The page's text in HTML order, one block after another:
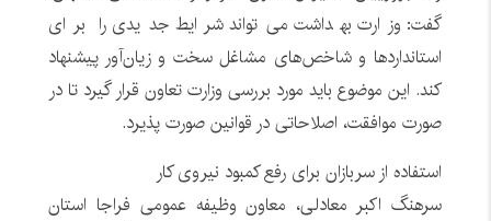
گفت: وزارت بهداشت می‌تواند شرایط جدیدی را برای
استانداردها و شاخص‌های مشاغل سخت و زیان‌آور پیشنهاد
کند. این موضوع باید مورد بررسی وزارت تعاون قرار گیرد تا در
صورت موافقت، اصلاحاتی در قوانین صورت پذیرد.
استفاده از سربازان برای رفع کمبود نیروی کار
سرهنگ اکبر معادلی، معاون وظیفه عمومی فراجا استان